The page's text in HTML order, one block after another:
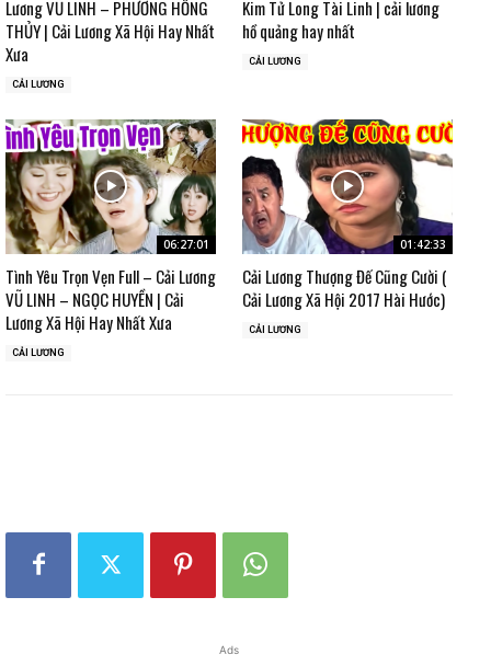
Lương VŨ LINH – PHƯƠNG HỒNG
THỦY | Cải Lương Xã Hội Hay Nhất
Xưa
CẢI LƯƠNG
Kim Tử Long Tài Linh | cải lương
hồ quảng hay nhất
CẢI LƯƠNG
06:27:01
Tình Yêu Trọn Vẹn Full – Cải Lương
VŨ LINH – NGỌC HUYỀN | Cải
Lương Xã Hội Hay Nhất Xưa
CẢI LƯƠNG
01:42:33
Cải Lương Thượng Đế Cũng Cười (
Cải Lương Xã Hội 2017 Hài Hước)
CẢI LƯƠNG
Ads